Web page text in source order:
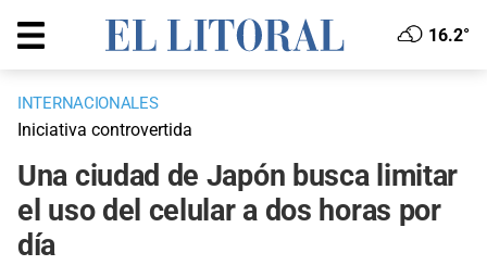
16.2°
INTERNACIONALES
Iniciativa controvertida
Una ciudad de Japón busca limitar
el uso del celular a dos horas por
día